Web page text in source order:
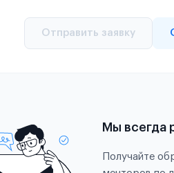
Отправить заявку
Мы всегда
Получайте